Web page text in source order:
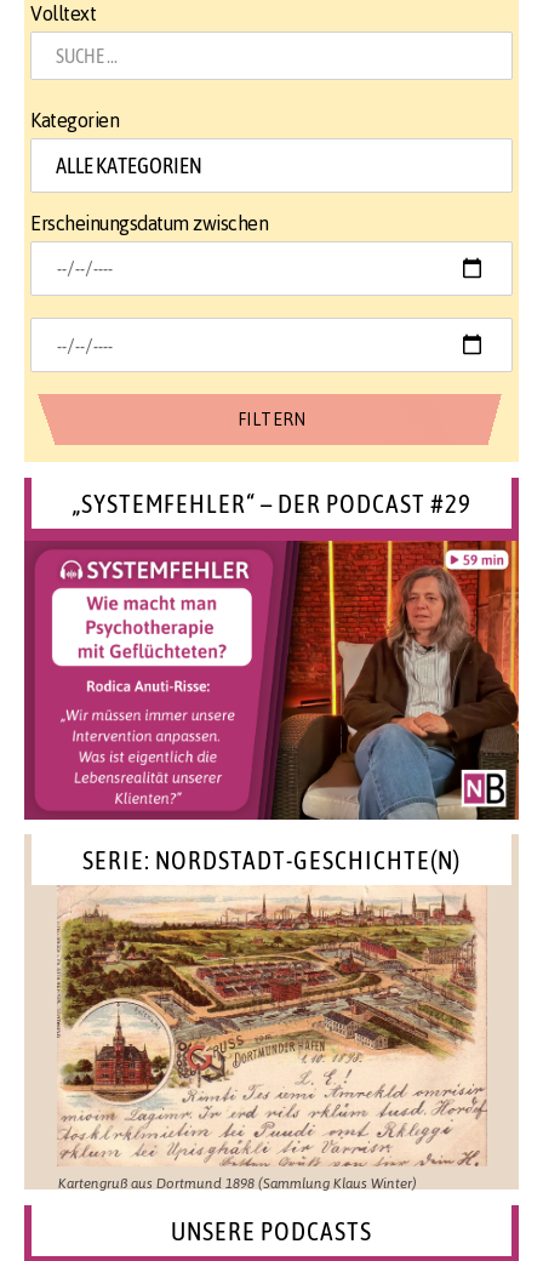
Volltext
Kategorien
Erscheinungsdatum zwischen
„SYSTEMFEHLER“ – DER PODCAST #29
SERIE: NORDSTADT-GESCHICHTE(N)
Kartengruß aus Dortmund 1898 (Sammlung Klaus Winter)
UNSERE PODCASTS